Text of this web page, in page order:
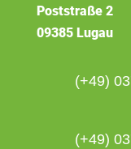
Poststraße 2
09385 Lugau
(+49)
(+49)